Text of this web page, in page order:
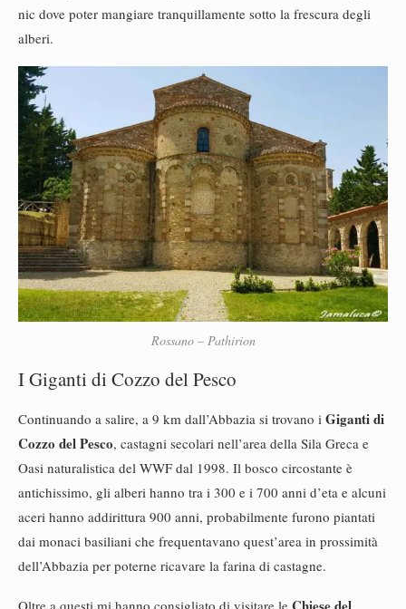
nic dove poter mangiare tranquillamente sotto la frescura degli
alberi.
Rossano – Pathirion
I Giganti di Cozzo del Pesco
Continuando a salire, a 9 km dall’Abbazia si trovano i Giganti di
Cozzo del Pesco, castagni secolari nell’area della Sila Greca e
Oasi naturalistica del WWF dal 1998. Il bosco circostante è
antichissimo, gli alberi hanno tra i 300 e i 700 anni d’eta e alcuni
aceri hanno addirittura 900 anni, probabilmente furono piantati
dai monaci basiliani che frequentavano quest’area in prossimità
dell’Abbazia per poterne ricavare la farina di castagne.
Oltre a questi mi hanno consigliato di visitare le Chiese del